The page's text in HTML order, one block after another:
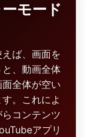
モード
ば、画面を
、動画全体
全体が空い
。これによ
コンテンツ
アプリ